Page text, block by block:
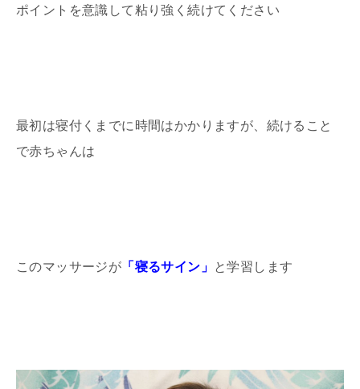
ポイントを意識して粘り強く続けてください
最初は寝付くまでに時間はかかりますが、続けること
で赤ちゃんは
このマッサージが 「寝るサイン」 と学習します